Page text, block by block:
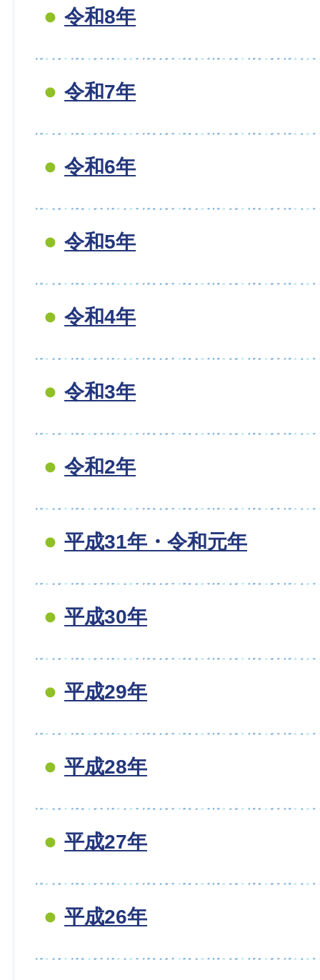
令和8年
令和7年
令和6年
令和5年
令和4年
令和3年
令和2年
平成31年・令和元年
平成30年
平成29年
平成28年
平成27年
平成26年